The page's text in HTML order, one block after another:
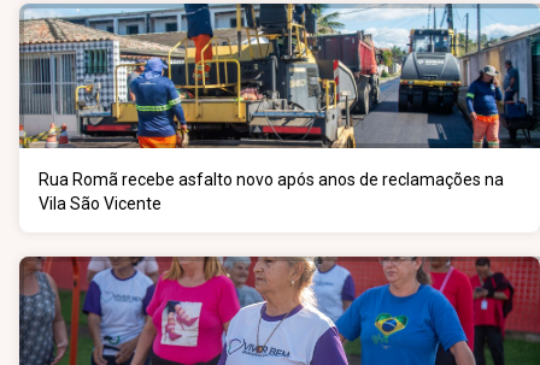
Rua Romã recebe asfalto novo após anos de reclamações na
Vila São Vicente